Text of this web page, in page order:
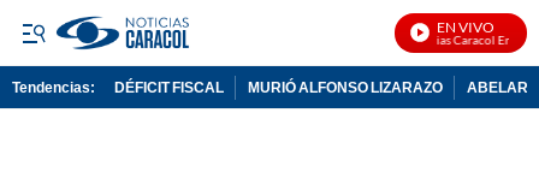
EN VIVO
Noticias Caracol En Vivo
Tendencias: DÉFICIT FISCAL MURIÓ ALFONSO LIZARAZO